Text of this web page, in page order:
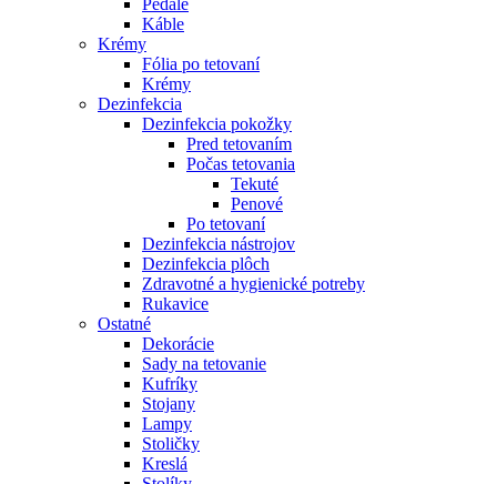
Káble
Krémy
Fólia po tetovaní
Krémy
Dezinfekcia
Dezinfekcia pokožky
Pred tetovaním
Počas tetovania
Tekuté
Penové
Po tetovaní
Dezinfekcia nástrojov
Dezinfekcia plôch
Zdravotné a hygienické potreby
Rukavice
Ostatné
Dekorácie
Sady na tetovanie
Kufríky
Stojany
Lampy
Stoličky
Kreslá